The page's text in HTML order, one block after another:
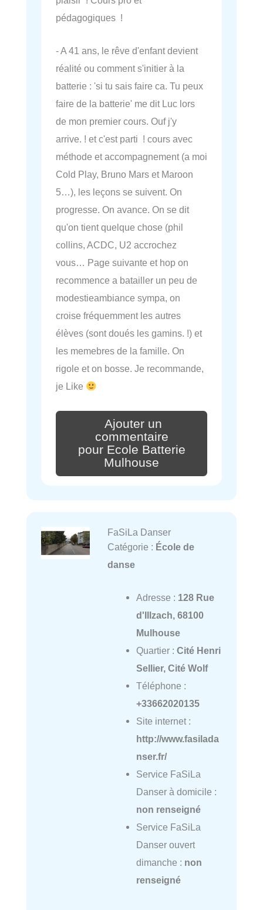
pédagogiques !
- A 41 ans, le rêve d'enfant devient
réalité ou comment s'initier à la
batterie : 'si tu sais faire ca. Tu peux
faire de la batterie' me dit Luc lors
de mon premier cours. Ouf j'y
arrive. ! et c'est parti ! cours avec
méthode et accompagnement (a moi
Cold Play, Bruno Mars et Maroon
5…), les leçons se suivent. On
progresse. On avance. On se dit
qu'on tient quelque chose (phil
collins, ACDC, U2 accrochez
vous… Page suivante et hop on
recommence a batailler un peu de
modestieambiance sympa, on
croise fréquemment les autres
élèves (sont doués les gamins. !) et
les memebres de la famille. On
rigole et on bosse. Je recommande,
je Like
Ajouter un
commentaire
pour Ecole Batterie
Mulhouse
FaSiLa Danser
Catégorie : École de
danse
Adresse : 128 Rue
d'Illzach, 68100
Mulhouse
Quartier : Cité Henri
Sellier, Cité Wolf
Téléphone :
+33662020135
Site internet :
http://www.fasilada
nser.fr/
Service FaSiLa
Danser à domicile :
non renseigné
Service FaSiLa
Danser ouvert
dimanche : non
renseigné